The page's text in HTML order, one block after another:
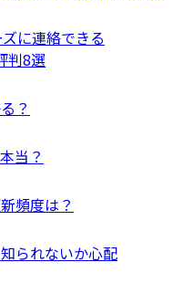
ズに連絡できる
判8選
？
当？
頻度は？
られないか心配